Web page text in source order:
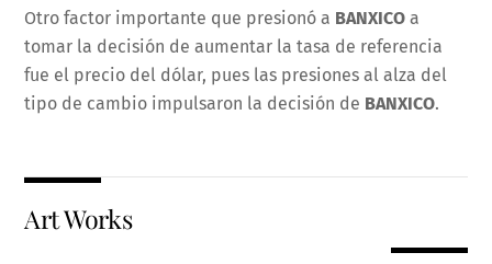
Otro factor importante que presionó a BANXICOa
tomar la decisión de aumentar la tasa de referencia
fue el precio del dólar, pues las presiones al alza del
tipo de cambio impulsaron la decisión de BANXICO.
Art Works